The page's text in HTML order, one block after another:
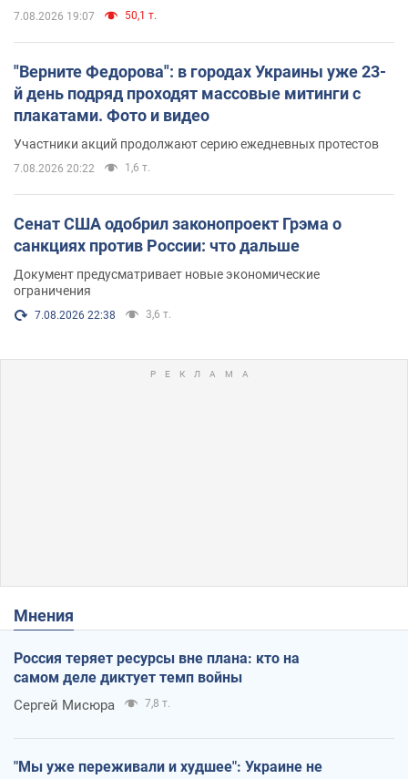
7.08.2026 19:07 50,1 т.
"Верните Федорова": в городах Украины уже 23-
й день подряд проходят массовые митинги с
плакатами. Фото и видео
Участники акций продолжают серию ежедневных протестов
7.08.2026 20:22 1,6 т.
Сенат США одобрил законопроект Грэма о
санкциях против России: что дальше
Документ предусматривает новые экономические
ограничения
7.08.2026 22:38 3,6 т.
Мнения
Россия теряет ресурсы вне плана: кто на
самом деле диктует темп войны
Сергей Мисюра 7,8 т.
"Мы уже переживали и худшее": Украине не